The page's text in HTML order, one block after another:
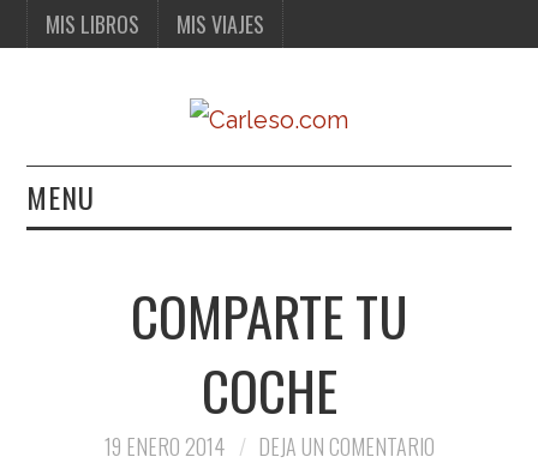
MIS LIBROS MIS VIAJES
MENU
MIS VIAJESCOMPARTE TU
COCHE
19 ENERO 2014 DEJA UN COMENTARIO